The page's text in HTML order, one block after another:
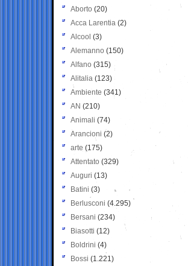
Aborto (20)
Acca Larentia (2)
Alcool (3)
Alemanno (150)
Alfano (315)
Alitalia (123)
Ambiente (341)
AN (210)
Animali (74)
Arancioni (2)
arte (175)
Attentato (329)
Auguri (13)
Batini (3)
Berlusconi (4.295)
Bersani (234)
Biasotti (12)
Boldrini (4)
Bossi (1.221)